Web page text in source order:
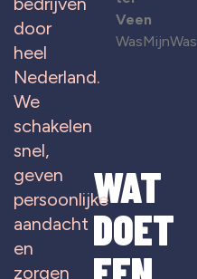
door
heel
Nederland.
We
schakelen
snel,
geven
persoonlijke
aandacht
en
zorgen
Veen
WasMijnWas
WAT
DOET